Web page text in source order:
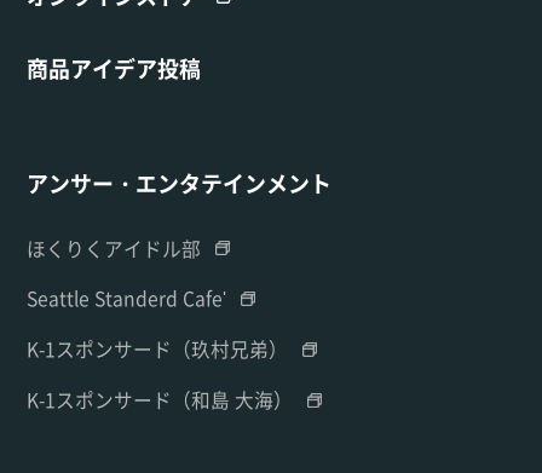
商品アイデア投稿
アンサー・エンタテインメント
ほくりくアイドル部
Seattle Standerd Cafe'
K-1スポンサード（玖村兄弟）
K-1スポンサード（和島 大海）